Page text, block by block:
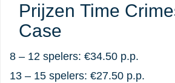
Prijzen Time
Case
8 – 12 spelers: €34.50 p.p.
13 – 15 spelers: €27.50 p.p.